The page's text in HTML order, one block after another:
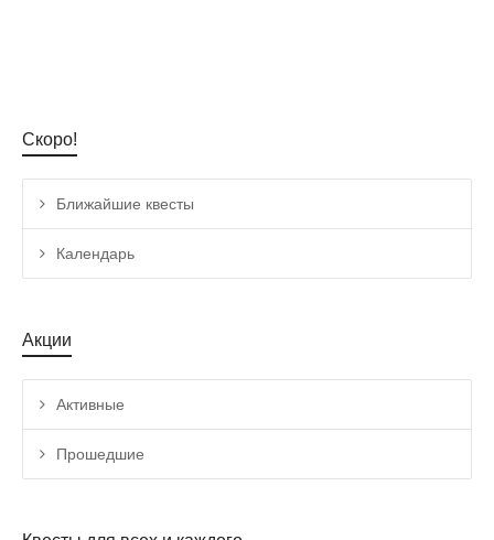
Скоро!
Ближайшие квесты
Календарь
Акции
Активные
Прошедшие